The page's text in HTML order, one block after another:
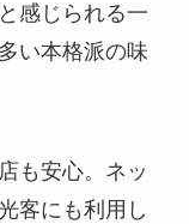
感じられる一
い本格派の味
も安心。ネッ
客にも利用し